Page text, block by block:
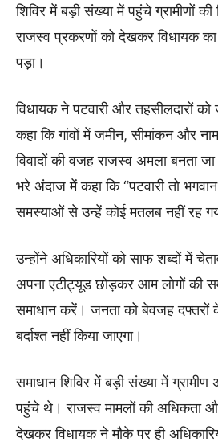
शिविर में बड़ी संख्या में पहुंचे ग्रामीणों
राजस्व प्रकरणों को देखकर विधायक
पड़ा।
विधायक ने पटवारी और तहसीलदारों
कहा कि गांवों में जमीन, सीमांकन और
विवादों की वजह राजस्व अमला बनता जा
भरे अंदाज में कहा कि “पटवारी तो
समस्याओं से उन्हें कोई मतलब नहीं रह
उन्होंने अधिकारियों को साफ शब्दों में
अपना एटीट्यूड छोड़कर आम लोगों की
समाधान करें। जनता को बेवजह
बर्दाश्त नहीं किया जाएगा।
समाधान शिविर में बड़ी संख्या में
पहुंचे थे। राजस्व मामलों की अधिकता
देखकर विधायक ने मौके पर ही